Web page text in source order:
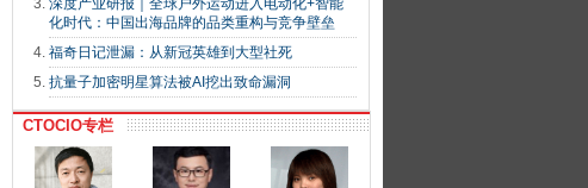
深度产业研报｜全球户外运动进入电动化+智能
化时代：中国出海品牌的品类重构与竞争壁垒
福奇日记泄漏：从新冠英雄到大型社死
抗量子加密明星算法被AI挖出致命漏洞
CTOCIO专栏